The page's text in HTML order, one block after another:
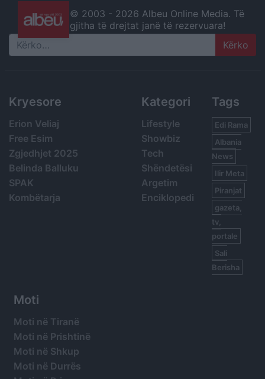
© 2003 - 2026 Albeu Online Media. Të
gjitha të drejtat janë të rezervuara!
Search
Kryesore
Erion Veliaj
Free Esim
Zgjedhjet 2025
Belinda Balluku
SPAK
Kombëtarja
Kategori
Lifestyle
Showbiz
Tech
Shëndetësi
Argetim
Enciklopedi
Tags
Edi Rama
Albania
News
Ilir Meta
Piranjat
gazeta,
tv,
portale
Sali
Berisha
Moti
Moti në Tiranë
Moti në Prishtinë
Moti në Shkup
Moti në Durrës